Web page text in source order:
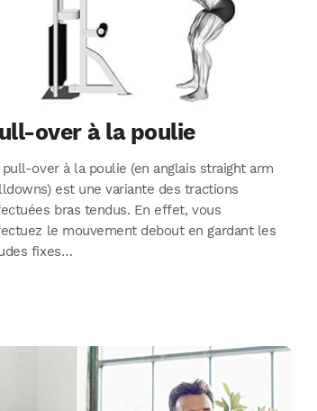
over à la poulie
pull-over à la poulie (en anglais straight arm
est une variante des tractions
bras tendus. En effet, vous
le mouvement debout en gardant les
fixes…